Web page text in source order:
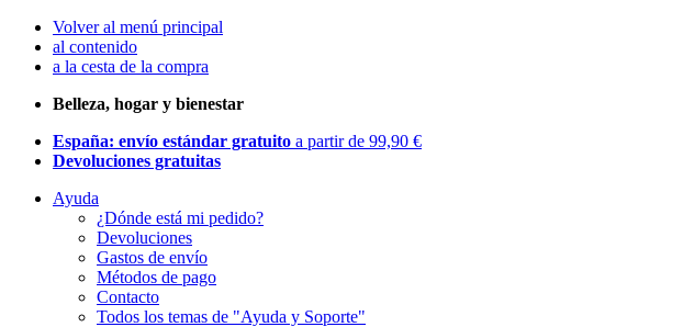
Volver al menú principal
al contenido
a la cesta de la compra
Belleza, hogar y bienestar
España: envío estándar gratuito a partir de 99,90 €
Devoluciones gratuitas
Ayuda
¿Dónde está mi pedido?
Devoluciones
Gastos de envío
Métodos de pago
Contacto
Todos los temas de "Ayuda y Soporte"